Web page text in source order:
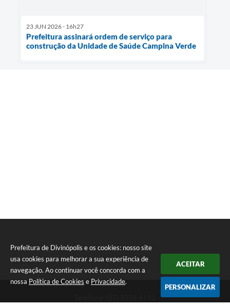
Prefeitura de Divinópolis e os cookies: nosso site
usa cookies para melhorar a sua experiência de
navegação. Ao continuar você concorda com a
nossa Política de Cookies e Privacidade.
ACEITAR
PERSONALIZAR
23 JUN 2026 - 16h27
Prefeitura assinará ordem de serviço para
construção da Unidade de Saúde Campina Verde